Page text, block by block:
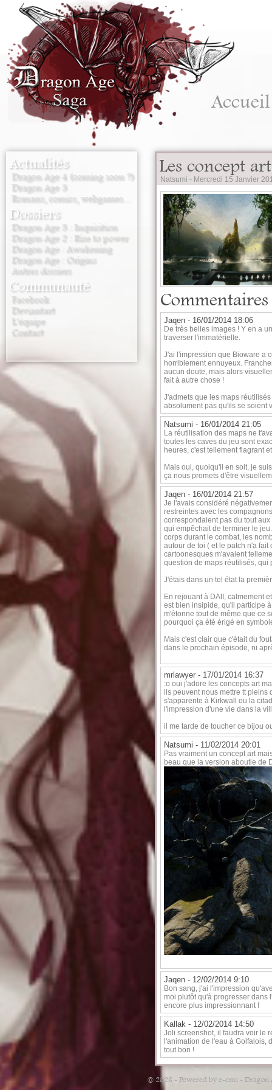
Accueil
Actualités
Dragon Age 4 (coming soon ?)
Dragon Age 3
Romans, comics, webgames...
Dossiers
Dragon Age 3 : Inquisition
Dragon Age 2 : Rise to power
Dragon Age : Awakening
Dragon Age : Origins
Autres dossiers
Communauté
Facebook
Deviantart
L'équipe
Contact
Les concept
Natsumi - Mercredi 15 Janvier
Commentaires
Jaqen - 16/01/2014 18:06
De très belles images ! Y en a
traverser l'immatérielle.
J'ai l'impression que Bioware a
horriblement ennuyeux.
aucun doute, mais alors
fait à autre chose !
J'admets que les maps
absolument pas qu'ils se soient
Natsumi - 16/01/2014 21:05
La réutilisation des maps ne
toutes les caves du jeu sont
heures, c'est tellement flagrant
Mais oui, quoiqu'il en soit, je
ça nous promets d'être
Jaqen - 16/01/2014 21:57
Je l'avais considéré
restreintes avec les
correspondaient pas du tout
qui empêchait de terminer le
corps durant le combat, les
autour de toi ( et le patch n'a
cartoonesques m'avaient
question de maps réutilisés, qui
J'étais dans un tel état la
En rejouant à DAII, calmement
est bien insipide, qu'il participe
m'étonne tout de même que ce
pourquoi ça été érigé en
Mais c'est clair que c'était du
dans le prochain épisode, ni
mrlawyer - 17/01/2014 16:37
:o oui j'adore les concepts art
ils peuvent nous mettre tt pleins
s'apparente à Kirkwall ou la
l'impression d'une vie dans la
il me tarde de toucher ce bijou
Natsumi - 11/02/2014 20:01
Pas vraiment un concept art
beau que la version aboutie de
Jaqen - 12/02/2014 9:10
Bon sang, j'ai l'impression
moi plutôt qu'à progresser dans
encore plus impressionnant !
Kallak - 12/02/2014 14:50
Joli screenshot, il faudra voir le
l'animation de l'eau à Golfalois,
tout bon !
© 2026 - Powered by e-cms - Dragon